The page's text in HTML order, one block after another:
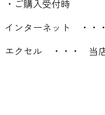
・ご購入受付時
インターネット ・・
エクセル ・・・ 当店